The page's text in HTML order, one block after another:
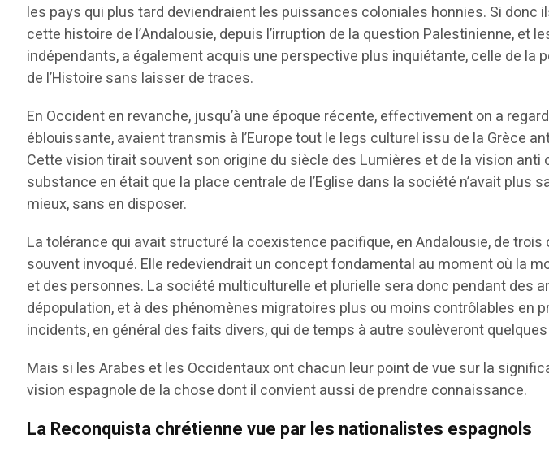
les pays qui plus tard deviendraient les puissances coloniales honnies. Si donc
cette histoire de l’Andalousie, depuis l’irruption de la question Palestinienne,
indépendants, a également acquis une perspective plus inquiétante, celle de
de l’Histoire sans laisser de traces.
En Occident en revanche, jusqu’à une époque récente, effectivement on a
éblouissante, avaient transmis à l’Europe tout le legs culturel issu de la Grèce
Cette vision tirait souvent son origine du siècle des Lumières et de la vision
substance en était que la place centrale de l’Eglise dans la société n’avait
mieux, sans en disposer.
La tolérance qui avait structuré la coexistence pacifique, en Andalousie, de
souvent invoqué. Elle redeviendrait un concept fondamental au moment où la
et des personnes. La société multiculturelle et plurielle sera donc pendant des
dépopulation, et à des phénomènes migratoires plus ou moins contrôlables en
incidents, en général des faits divers, qui de temps à autre soulèveront
Mais si les Arabes et les Occidentaux ont chacun leur point de vue sur la
vision espagnole de la chose dont il convient aussi de prendre connaissance.
La Reconquista chrétienne vue par les nationalistes espagnols